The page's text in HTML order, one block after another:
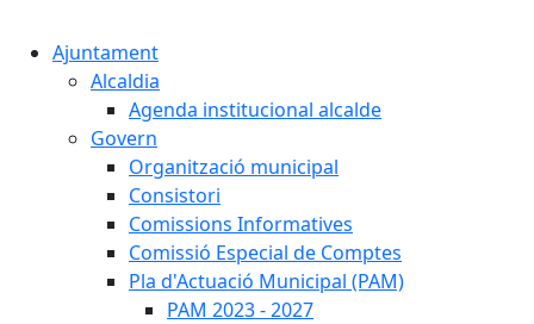
Ajuntament
Alcaldia
Agenda institucional alcalde
Govern
Organització municipal
Consistori
Comissions Informatives
Comissió Especial de Comptes
Pla d'Actuació Municipal (PAM)
PAM 2023 - 2027